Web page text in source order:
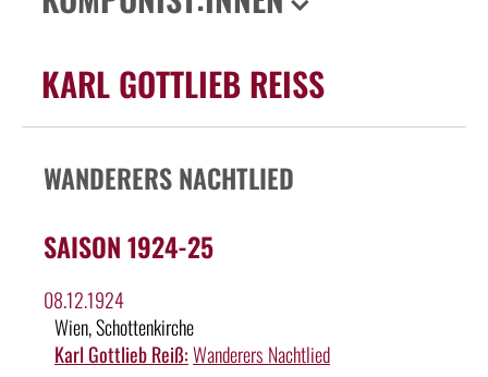
KARL GOTTLIEB REISS
WANDERERS NACHTLIED
SAISON 1924-25
08.12.1924
Wien, Schottenkirche
Karl Gottlieb Reiß:Wanderers Nachtlied